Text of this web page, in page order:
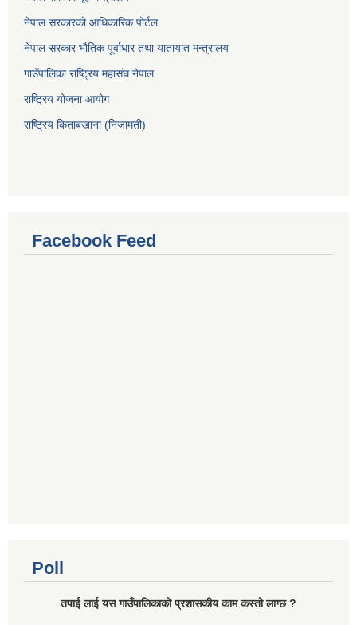
नेपाल सरकारको आधिकारिक पोर्टल
नेपाल सरकार भौतिक पूर्वाधार तथा यातायात मन्त्रालय
गाउँपालिका राष्ट्रिय महासंघ नेपाल
राष्ट्रिय योजना आयोग
राष्ट्रिय किताबखाना (निजामती)
Facebook Feed
Poll
तपाई लाई यस गाउँपालिकाको प्रशासकीय काम कस्तो लाग्छ ?